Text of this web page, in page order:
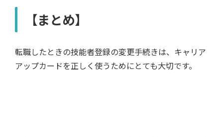
【まとめ】
転職したときの技能者登録の変更手続きは、キャリア
アップカードを正しく使うためにとても大切です。